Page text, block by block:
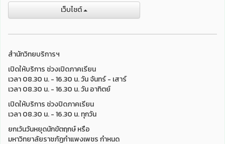
เว็บไชต์
สำนักวิทยบริการฯ
เปิดให้บริการ ช่วงเปิดภาคเรียน
เวลา 08.30 น. - 16.30 น. วัน จันทร์ - เสาร์
เวลา 08.30 น. - 16.30 น. วัน อาทิตย์
เปิดให้บริการ ช่วงปิดภาคเรียน
เวลา 08.30 น. - 16.30 น. ทุกวัน
ยกเว้นวันหยุดนักขัตฤกษ์ หรือ
มหาวิทยาลัยราชภัฏกำแพงเพชร กำหนด